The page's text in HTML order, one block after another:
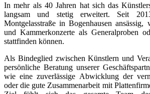
In mehr als 40 Jahren hat sich das
langsam und stetig erweitert. Seit
Montgelasstraße in Bogenhausen
und Kammerkonzerte als Generalproben
stattfinden können.
Als Bindeglied zwischen Künstlern und
persönliche Beratung unserer
wie eine zuverlässige Abwicklung der
oder die gute Zusammenarbeit mit